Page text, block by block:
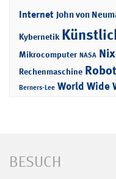
Internet John von
Kybernetik
Mikrocomputer NASA
Rechenmaschine
Berners-Lee World Wide
BESUCH